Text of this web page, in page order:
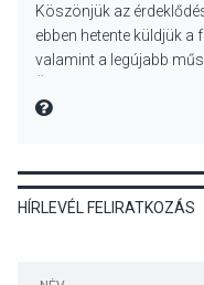
Mi a
van
Köszönjük az
ebben hetente küldjük a
valamint a legújabb
MIRE MONDTA
HÍRLEVÉL FELIRATKOZÁS